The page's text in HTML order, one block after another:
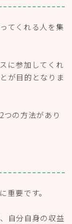
てくれる人を集
に参加してくれ
が目的となりま
の方法があり
重要です。
自分自身の収益